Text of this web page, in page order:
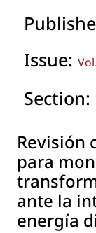
Issue:
Section:
Revisión
para
ante la
energía